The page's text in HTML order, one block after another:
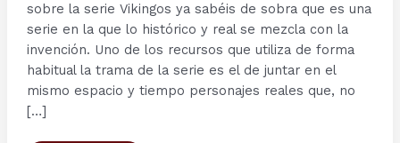
sobre la serie Vikingos ya sabéis de sobra que es una
serie en la que lo histórico y real se mezcla con la
invención. Uno de los recursos que utiliza de forma
habitual la trama de la serie es el de juntar en el
mismo espacio y tiempo personajes reales que, no
[…]